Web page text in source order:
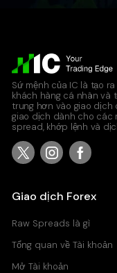
Sứ mệnh của IC là tạo
khách hàng cá nhân và
trung hơn vào giao
giao dịch dành cho các
spread, khớp lệnh và
Giao dịch Forex
Raw Spreads là gì
Tổng quan về Tài khoản
Mở Tài khoản